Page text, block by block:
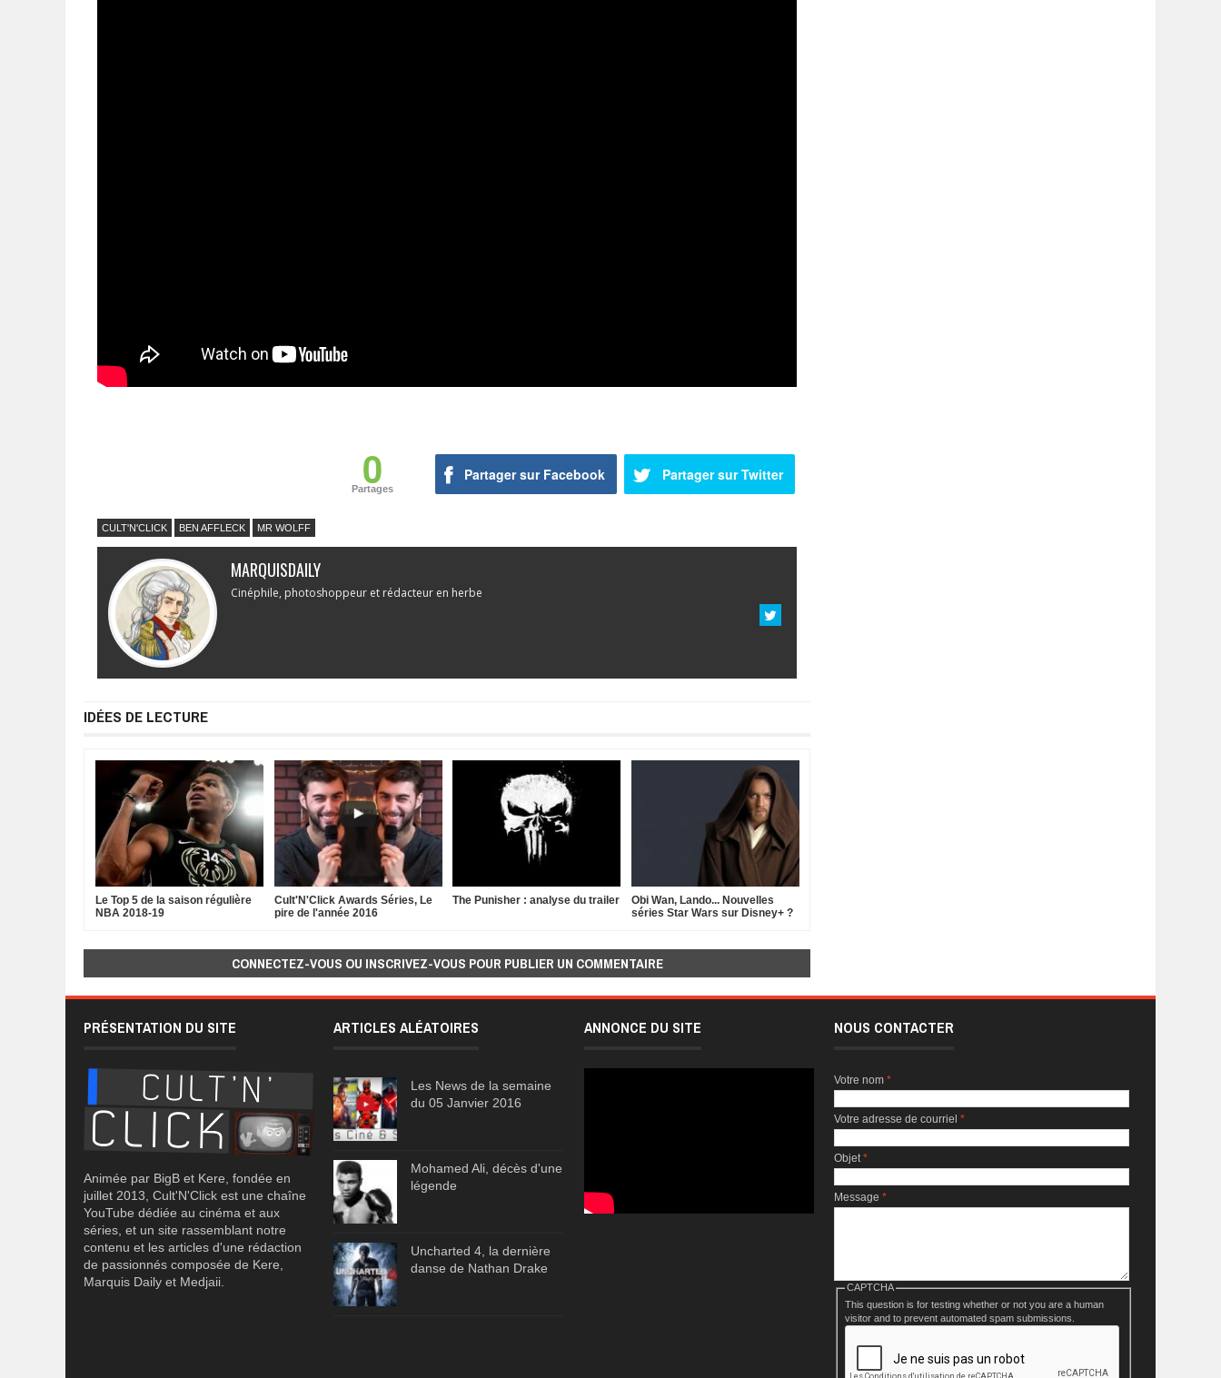
0
Partages
Partager sur Facebook Partager sur Twitter
CULT'N'CLICK BEN AFFLECK MR WOLFF
MARQUISDAILY
Cinéphile, photoshoppeur et rédacteur en herbe
IDÉES DE LECTURE
Le Top 5 de la saison régulière
NBA 2018-19
Cult'N'Click Awards Séries, Le
pire de l'année 2016
The Punisher : analyse du trailer
Obi Wan, Lando... Nouvelles
séries Star Wars sur Disney+ ?
CONNECTEZ-VOUS OU INSCRIVEZ-VOUS POUR PUBLIER UN COMMENTAIRE
PRÉSENTATION DU SITE
Animée par BigB et Kere, fondée en
juillet 2013, Cult'N'Click est une chaîne
YouTube dédiée au cinéma et aux
séries, et un site rassemblant notre
contenu et les articles d'une rédaction
de passionnés composée de Kere,
Marquis Daily et Medjaii.
ARTICLES ALÉATOIRES
Les News de la semaine
du 05 Janvier 2016
Mohamed Ali, décès d'une
légende
Uncharted 4, la dernière
danse de Nathan Drake
ANNONCE DU SITE NOUS CONTACTER
Votre nom*
Votre adresse de courriel*
Objet*
Message*
CAPTCHA
This question is for testing whether or not you are a human
visitor and to prevent automated spam submissions.